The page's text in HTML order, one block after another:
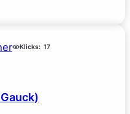
Klicks: 17